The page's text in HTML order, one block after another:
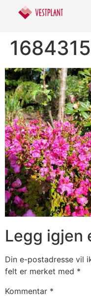
Legg igjen
Din e-postadresse vil
felt er merket med *
Kommentar *